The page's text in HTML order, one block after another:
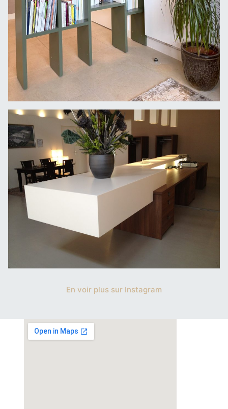
En voir plus sur Instagram